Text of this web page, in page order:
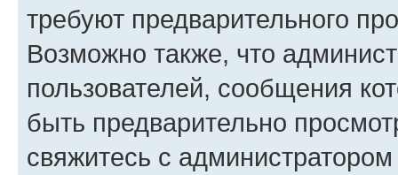
требуют предварительного
Возможно также, что
пользователей, сообщения
быть предварительно
свяжитесь с